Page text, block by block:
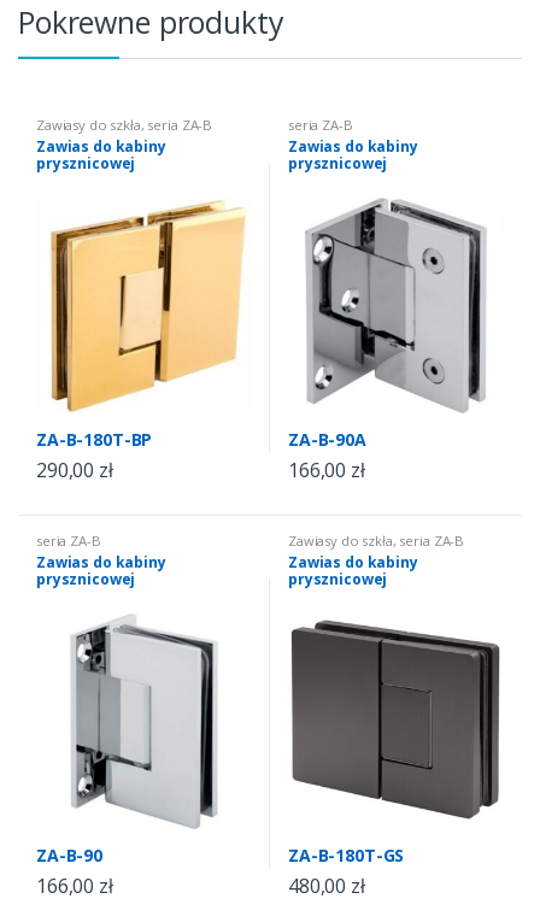
Pokrewne produkty
Zawiasy do szkła, seria ZA-B
Zawias do kabiny
prysznicowej
ZA-B-180T-BP
290,00 zł
seria ZA-B
Zawias do kabiny
prysznicowej
ZA-B-90A
166,00 zł
seria ZA-B
Zawias do kabiny
prysznicowej
ZA-B-90
166,00 zł
Zawiasy do szkła, seria ZA-B
Zawias do kabiny
prysznicowej
ZA-B-180T-GS
480,00 zł